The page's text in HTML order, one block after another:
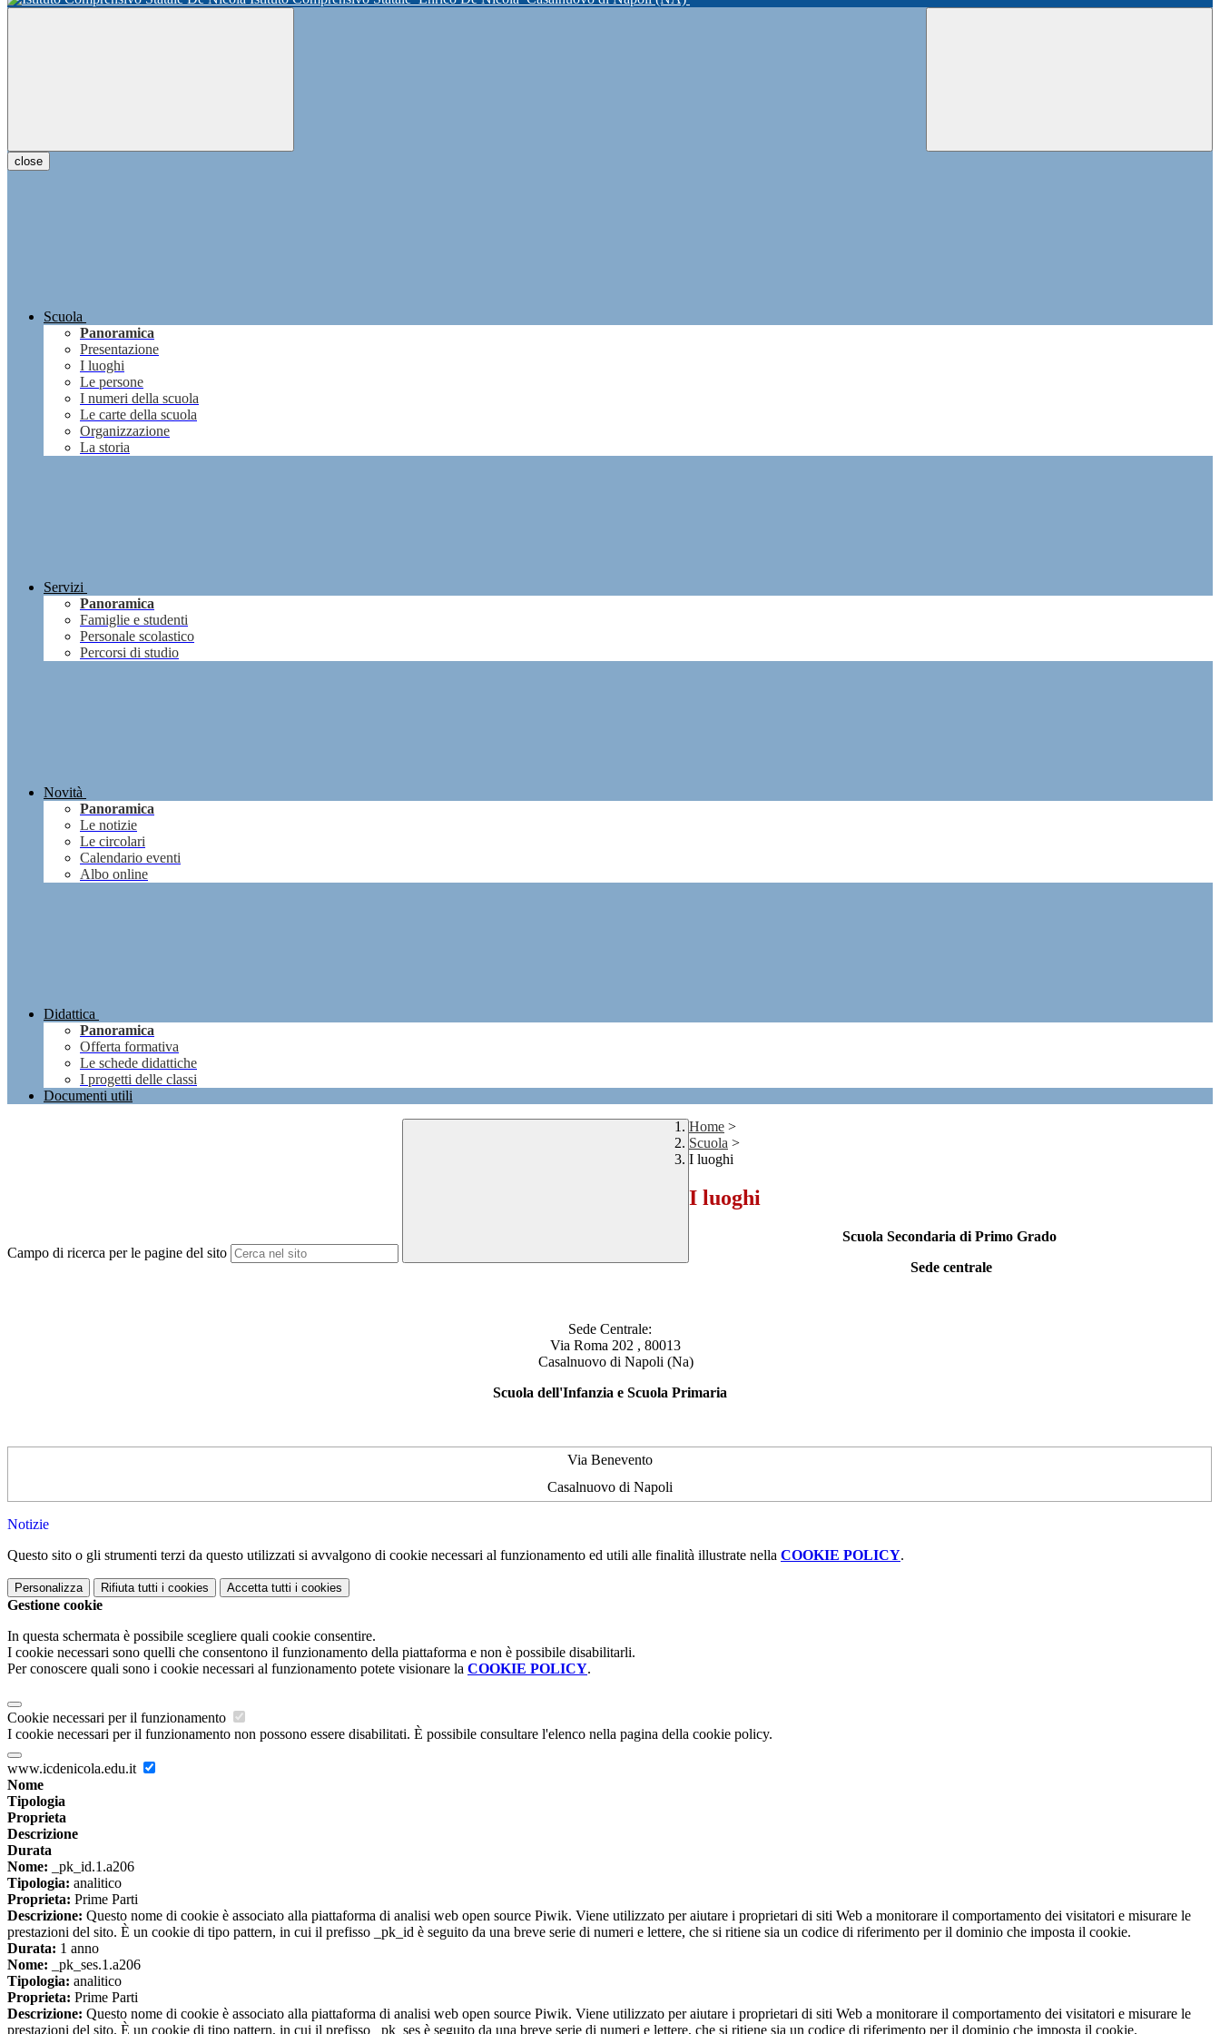
close
Scuola
Panoramica
Presentazione
I luoghi
Le persone
I numeri della scuola
Le carte della scuola
Organizzazione
La storia
Servizi
Panoramica
Famiglie e studenti
Personale scolastico
Percorsi di studio
Novità
Panoramica
Le notizie
Le circolari
Calendario eventi
Albo online
Didattica
Panoramica
Offerta formativa
Le schede didattiche
I progetti delle classi
Documenti utili
Campo di ricerca per le pagine del sito
Home >
Scuola >
I luoghi
I luoghi
Scuola Secondaria di Primo Grado
Sede centrale
Sede Centrale:
Via Roma 202 , 80013
Casalnuovo di Napoli (Na)
Scuola dell'Infanzia e Scuola Primaria
Via Benevento
Casalnuovo di Napoli
Notizie
Questo sito o gli strumenti terzi da questo utilizzati si avvalgono di cookie necessari al funzionamento ed utili alle finalità illustrate nella COOKIE POLICY.
Personalizza Rifiuta tutti i cookies Accetta tutti i cookies
Gestione cookie
In questa schermata è possibile scegliere quali cookie consentire.
I cookie necessari sono quelli che consentono il funzionamento della piattaforma e non è possibile disabilitarli.
Per conoscere quali sono i cookie necessari al funzionamento potete visionare la COOKIE POLICY.
Cookie necessari per il funzionamento
I cookie necessari per il funzionamento non possono essere disabilitati. È possibile consultare l'elenco nella pagina della cookie policy.
www.icdenicola.edu.it
Nome
Tipologia
Proprieta
Descrizione
Durata
Nome: _pk_id.1.a206
Tipologia: analitico
Proprieta: Prime Parti
Descrizione: Questo nome di cookie è associato alla piattaforma di analisi web open source Piwik. Viene utilizzato per aiutare i proprietari di siti Web a monitorare il comportamento dei visitatori e misurare le
prestazioni del sito. È un cookie di tipo pattern, in cui il prefisso _pk_id è seguito da una breve serie di numeri e lettere, che si ritiene sia un codice di riferimento per il dominio che imposta il cookie.
Durata: 1 anno
Nome: _pk_ses.1.a206
Tipologia: analitico
Proprieta: Prime Parti
Descrizione: Questo nome di cookie è associato alla piattaforma di analisi web open source Piwik. Viene utilizzato per aiutare i proprietari di siti Web a monitorare il comportamento dei visitatori e misurare le
prestazioni del sito. È un cookie di tipo pattern, in cui il prefisso _pk_ses è seguito da una breve serie di numeri e lettere, che si ritiene sia un codice di riferimento per il dominio che imposta il cookie.